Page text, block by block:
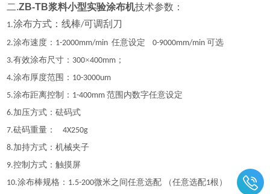
二.ZB-TB浆料小型实验涂布机技术参数：
1.涂布方式：线棒/可调刮刀
2.涂布速度： 1-2000mm/min任意设定 0-9000mm/min 可选
3.有效涂布尺寸： 300×400mm ；
4.涂布厚度范围： 10-3000um
5.涂布距离控制： 1-400mm范围内数字任意设定
6.加压方式：砝码式
7.砝码重量：4X250g
8.加持方式：机械夹子
9.控制方式：触摸屏
10.涂布棒规格： 1.5-200微米之间任意选配 （任意选配1根）